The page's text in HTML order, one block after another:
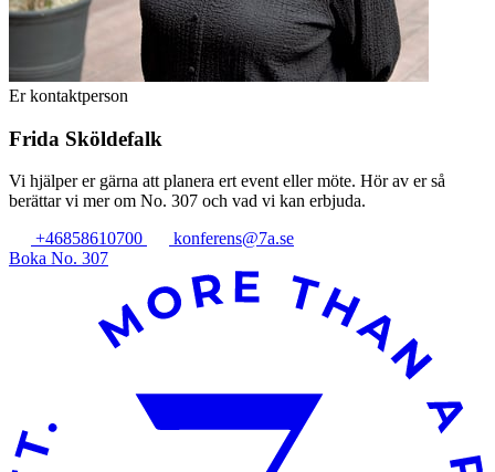
Er kontaktperson
Frida Sköldefalk
Vi hjälper er gärna att planera ert event eller möte. Hör av er så
berättar vi mer om No. 307 och vad vi kan erbjuda.
+46858610700
konferens@7a.se
Boka No. 307